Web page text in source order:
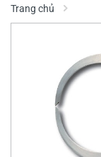
Trang chủ